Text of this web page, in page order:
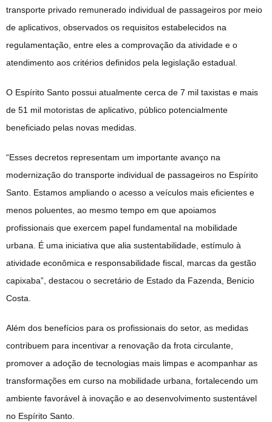
transporte privado remunerado individual de passageiros por meio
de aplicativos, observados os requisitos estabelecidos na
regulamentação, entre eles a comprovação da atividade e o
atendimento aos critérios definidos pela legislação estadual.
O Espírito Santo possui atualmente cerca de 7 mil taxistas e mais
de 51 mil motoristas de aplicativo, público potencialmente
beneficiado pelas novas medidas.
“Esses decretos representam um importante avanço na
modernização do transporte individual de passageiros no Espírito
Santo. Estamos ampliando o acesso a veículos mais eficientes e
menos poluentes, ao mesmo tempo em que apoiamos
profissionais que exercem papel fundamental na mobilidade
urbana. É uma iniciativa que alia sustentabilidade, estímulo à
atividade econômica e responsabilidade fiscal, marcas da gestão
capixaba”, destacou o secretário de Estado da Fazenda, Benicio
Costa.
Além dos benefícios para os profissionais do setor, as medidas
contribuem para incentivar a renovação da frota circulante,
promover a adoção de tecnologias mais limpas e acompanhar as
transformações em curso na mobilidade urbana, fortalecendo um
ambiente favorável à inovação e ao desenvolvimento sustentável
no Espírito Santo.